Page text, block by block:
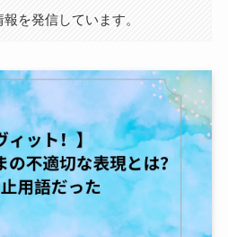
を発信しています。